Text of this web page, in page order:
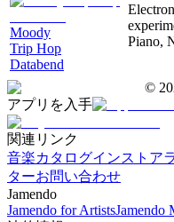
Moody
Trip Hop
Databend
Piano,
©
アプリを入手
関連リンク
音楽カタログインストア
ターお問い合わせ
Jamendo
Jamendo for ArtistsJamendo